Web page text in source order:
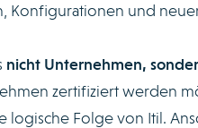
Konfigurationen und
nicht Unternehmen,
zertifiziert werden
logische Folge von Itil.